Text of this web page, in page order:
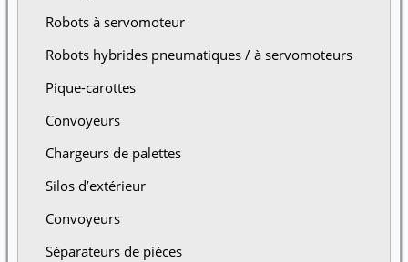
Robots à servomoteur
Robots hybrides pneumatiques / à servomoteurs
Pique-carottes
Convoyeurs
Chargeurs de palettes
Silos d’extérieur
Convoyeurs
Séparateurs de pièces